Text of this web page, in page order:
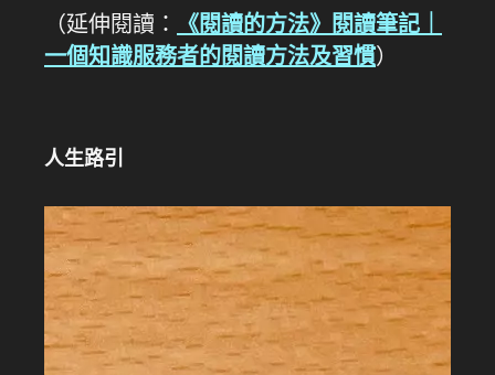
（延伸閱讀：
《閱讀的方法》閱讀筆記｜
一個知識服務者的閱讀方法及習慣）
人生路引